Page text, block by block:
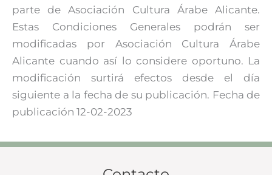
parte de Asociación Cultura Árabe Alicante.
Estas Condiciones Generales podrán ser
modificadas por Asociación Cultura Árabe
Alicante cuando así lo considere oportuno. La
modificación surtirá efectos desde el día
siguiente a la fecha de su publicación. Fecha de
publicación 12-02-2023